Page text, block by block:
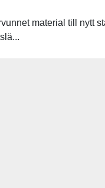
material till nytt